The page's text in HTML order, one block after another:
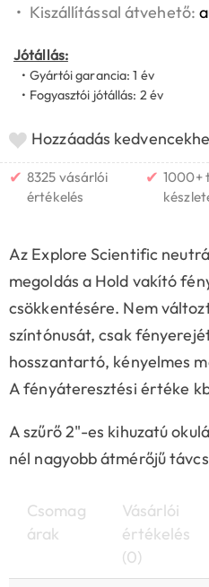
• Kiszállítással átvehető:
Jótállás:
• Gyártói garancia: 1 év
• Fogyasztói jótállás: 2 év
Hozzáadás
✔ 8325 vásárlói
értékelés
✔ 1000+
Az Explore Scientific
megoldás a Hold vakító
csökkentésére. Nem
színtónusát, csak
hosszantartó, kényelmes
A fényáteresztési értéke
A szűrő 2"-es kihuzatú
nél nagyobb átmérőjű
Csomag
árak
Vásárlói
értékelés
(0)